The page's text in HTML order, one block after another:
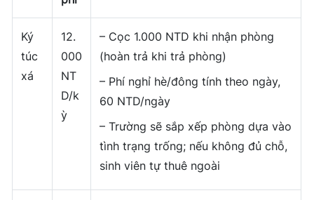
Ký
túc
xá
12.
000
NT
D/k
ỳ
– Cọc 1.000 NTD khi nhận phòng
(hoàn trả khi trả phòng)
– Phí nghỉ hè/đông tính theo ngày,
60 NTD/ngày
– Trường sẽ sắp xếp phòng dựa vào
tình trạng trống; nếu không đủ chỗ,
sinh viên tự thuê ngoài